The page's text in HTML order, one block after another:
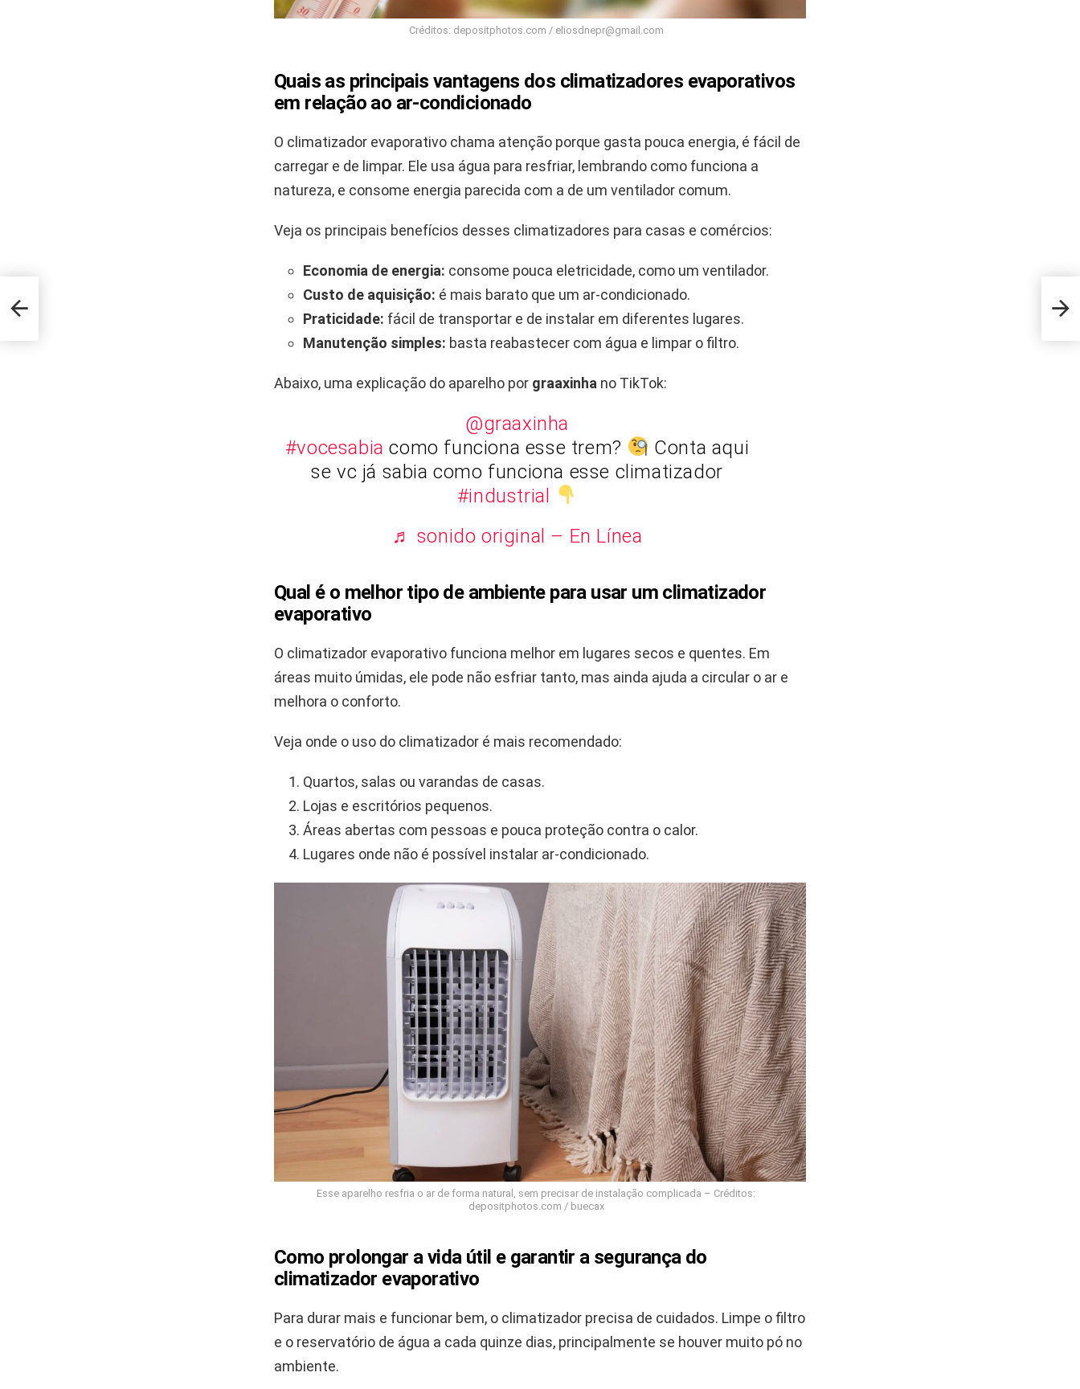
Créditos: depositphotos.com / eliosdnepr@gmail.com
Quais as principais vantagens dos climatizadores evaporativos
em relação ao ar-condicionado
O climatizador evaporativo chama atenção porque gasta pouca energia, é fácil de
carregar e de limpar. Ele usa água para resfriar, lembrando como funciona a
natureza, e consome energia parecida com a de um ventilador comum.
Veja os principais benefícios desses climatizadores para casas e comércios:
Economia de energia: consome pouca eletricidade, como um ventilador.
Custo de aquisição: é mais barato que um ar-condicionado.
Praticidade: fácil de transportar e de instalar em diferentes lugares.
Manutenção simples: basta reabastecer com água e limpar o filtro.
Abaixo, uma explicação do aparelho por graaxinha no TikTok:
@graaxinha
#vocesabia como funciona esse trem?
Conta aqui
se vc já sabia como funciona esse climatizador
#industrial
♬ sonido original – En Línea
Qual é o melhor tipo de ambiente para usar um climatizador
evaporativo
O climatizador evaporativo funciona melhor em lugares secos e quentes. Em
áreas muito úmidas, ele pode não esfriar tanto, mas ainda ajuda a circular o ar e
melhora o conforto.
Veja onde o uso do climatizador é mais recomendado:
Quartos, salas ou varandas de casas.
Lojas e escritórios pequenos.
Áreas abertas com pessoas e pouca proteção contra o calor.
Lugares onde não é possível instalar ar-condicionado.
Esse aparelho resfria o ar de forma natural, sem precisar de instalação complicada – Créditos:
depositphotos.com / buecax
Como prolongar a vida útil e garantir a segurança do
climatizador evaporativo
Para durar mais e funcionar bem, o climatizador precisa de cuidados. Limpe o filtro
e o reservatório de água a cada quinze dias, principalmente se houver muito pó no
ambiente.